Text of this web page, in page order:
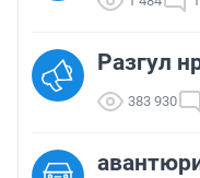
Разгул
383 930